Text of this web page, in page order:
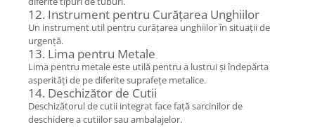
12. Instrument pentru Curățarea Unghiilor
Un instrument util pentru curățarea unghiilor în situații de
urgență.
13. Lima pentru Metale
Lima pentru metale este utilă pentru a lustrui și îndepărta
asperități de pe diferite suprafețe metalice.
14. Deschizător de Cutii
Deschizătorul de cutii integrat face față sarcinilor de
deschidere a cutiilor sau ambalajelor.